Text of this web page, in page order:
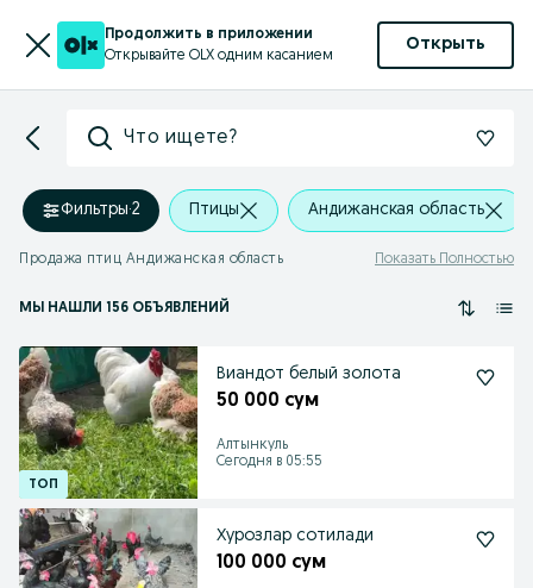
Продолжить в приложении
Открывайте OLX одним касанием
Открыть
Что ищете?
Фильтры·2 Птицы Андижанская область
Продажа птиц Андижанская область Показать Полностью
МЫ НАШЛИ 156 ОБЪЯВЛЕНИЙ
Виандот белый золота
50 000 сум
Алтынкуль
Сегодня в 05:55
Хурозлар сотилади
100 000 сум